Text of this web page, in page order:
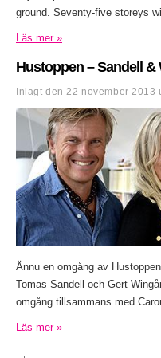
ground. Seventy-five storeys
Läs mer »
Hustoppen – Sandell
Inlagt den 22 november 2013
Ännu en omgång av
Tomas Sandell och Gert
omgång tillsammans med
Läs mer »